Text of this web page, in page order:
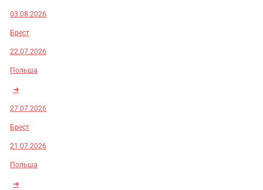
03.08.2026
Брест
22.07.2026
Польша
➜
27.07.2026
Брест
21.07.2026
Польша
➜